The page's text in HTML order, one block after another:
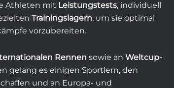
Athleten mit Leistungstests, individuell
Trainingslagern, um sie optimal
vorzubereiten.
Rennen sowie an Weltcup-
gelang es einigen Sportlern, den
und an Europa- und